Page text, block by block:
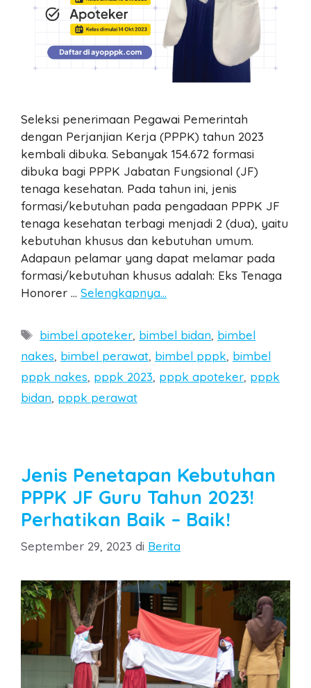
Seleksi penerimaan Pegawai Pemerintah
dengan Perjanjian Kerja (PPPK) tahun 2023
kembali dibuka. Sebanyak 154.672 formasi
dibuka bagi PPPK Jabatan Fungsional (JF)
tenaga kesehatan. Pada tahun ini, jenis
formasi/kebutuhan pada pengadaan PPPK JF
tenaga kesehatan terbagi menjadi 2 (dua), yaitu
kebutuhan khusus dan kebutuhan umum.
Adapaun pelamar yang dapat melamar pada
formasi/kebutuhan khusus adalah: Eks Tenaga
Honorer … Selengkapnya…
Tags
bimbel apoteker, bimbel bidan, bimbel
nakes, bimbel perawat, bimbel pppk, bimbel
pppk nakes, pppk 2023, pppk apoteker, pppk
bidan, pppk perawat
Jenis Penetapan Kebutuhan
PPPK JF Guru Tahun 2023!
Perhatikan Baik – Baik!
September 29, 2023 di Categories
Berita